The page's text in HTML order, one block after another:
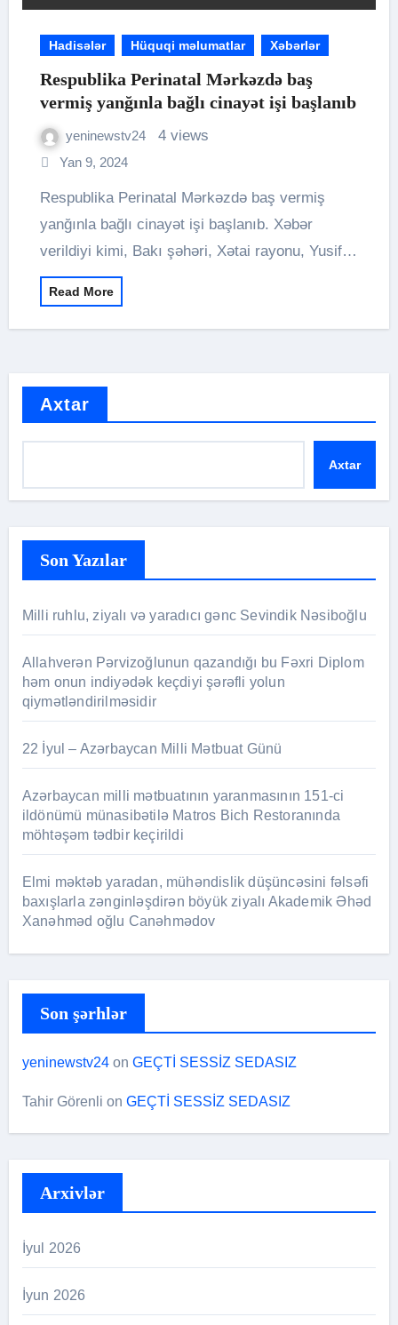
Hadisələr Hüquqi məlumatlar Xəbərlər
Respublika Perinatal Mərkəzdə baş
vermiş yanğınla bağlı cinayət işi başlanıb
yeninewstv24 4 views
Yan 9, 2024
Respublika Perinatal Mərkəzdə baş vermiş
yanğınla bağlı cinayət işi başlanıb. Xəbər
verildiyi kimi, Bakı şəhəri, Xətai rayonu, Yusif…
Read More
Axtar
Axtar
Son Yazılar
Milli ruhlu, ziyalı və yaradıcı gənc Sevindik Nəsiboğlu
Allahverən Pərvizoğlunun qazandığı bu Fəxri Diplom
həm onun indiyədək keçdiyi şərəfli yolun
qiymətləndirilməsidir
22 İyul – Azərbaycan Milli Mətbuat Günü
Azərbaycan milli mətbuatının yaranmasının 151-ci
ildönümü münasibətilə Matros Bich Restoranında
möhtəşəm tədbir keçirildi
Elmi məktəb yaradan, mühəndislik düşüncəsini fəlsəfi
baxışlarla zənginləşdirən böyük ziyalı Akademik Əhəd
Xanəhməd oğlu Canəhmədov
Son şərhlər
yeninewstv24on GEÇTİ SESSİZ SEDASIZ
Tahir Görenli on GEÇTİ SESSİZ SEDASIZ
Arxivlər
İyul 2026
İyun 2026